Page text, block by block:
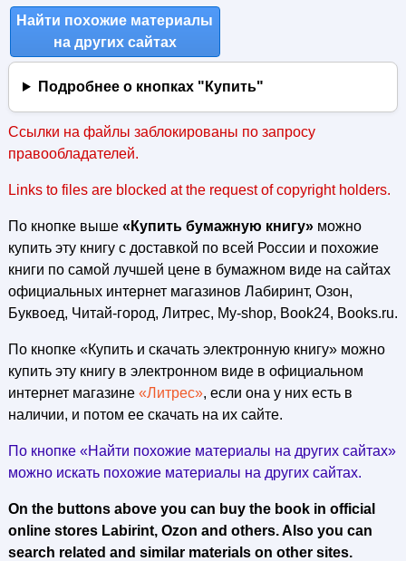
Найти похожие материалы
на других сайтах
Подробнее о кнопках "Купить"
Ссылки на файлы заблокированы по запросу
правообладателей.
Links to files are blocked at the request of copyright holders.
По кнопке выше «Купить бумажную книгу»можно
купить эту книгу с доставкой по всей России и похожие
книги по самой лучшей цене в бумажном виде на сайтах
официальных интернет магазинов Лабиринт, Озон,
Буквоед, Читай-город, Литрес, My-shop, Book24, Books.ru.
По кнопке «Купить и скачать электронную книгу» можно
купить эту книгу в электронном виде в официальном
интернет магазине «Литрес», если она у них есть в
наличии, и потом ее скачать на их сайте.
По кнопке «Найти похожие материалы на других сайтах»
можно искать похожие материалы на других сайтах.
On the buttons above you can buy the book in official
online stores Labirint, Ozon and others. Also you can
search related and similar materials on other sites.